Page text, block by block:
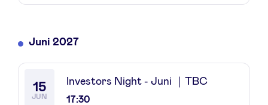
Juni 2027
15
JUN 17:30
Investors Night - Juni ｜TBC